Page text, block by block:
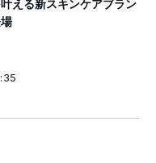
える新スキンケアブラン